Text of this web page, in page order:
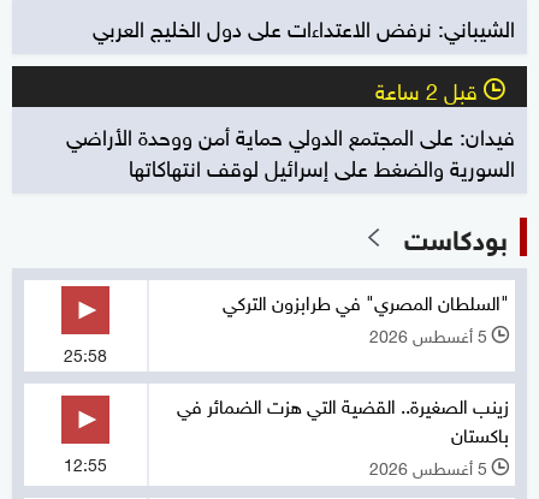
الشيباني: نرفض الاعتداءات على دول الخليج العربي
l قبل 2 ساعة
فيدان: على المجتمع الدولي حماية أمن ووحدة الأراضي
السورية والضغط على إسرائيل لوقف انتهاكاتها
بودكاست
"السلطان المصري" في طرابزون التركي
l 5 أغسطس 2026
25:58
زينب الصغيرة.. القضية التي هزت الضمائر في
باكستان
l 5 أغسطس 2026 12:55